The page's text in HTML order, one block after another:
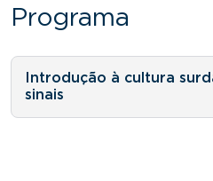
Programa
Introdução à cultura
sinais